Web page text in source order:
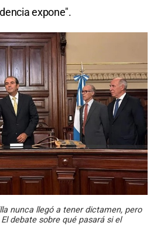
expone".
nunca llegó a tener dictamen, pero
debate sobre qué pasará si el